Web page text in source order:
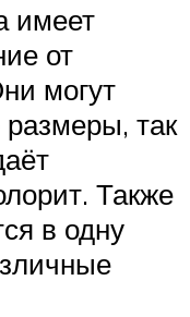
имеет
от
могут
так
Также
в одну